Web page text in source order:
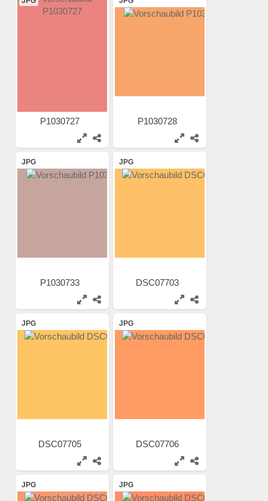
P1030727 P1030728
JPG
P1030733
JPG
DSC07703
JPG
DSC07705
JPG
DSC07706
JPG JPG